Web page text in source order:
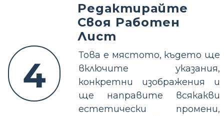
4
Редактирайте
Своя Работен
Лист
Това е мястото, където ще
включите указания,
конкретни изображения и
ще направите всякакви
естетически промени,